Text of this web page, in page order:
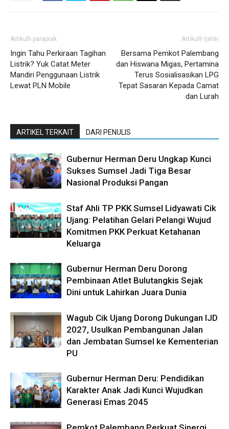
Artikulli paraprak
Ingin Tahu Perkiraan Tagihan
Listrik? Yuk Catat Meter
Mandiri Penggunaan Listrik
Lewat PLN Mobile
Artikulli tjetër
Bersama Pemkot Palembang
dan Hiswana Migas, Pertamina
Terus Sosialisasikan LPG
Tepat Sasaran Kepada Camat
dan Lurah
ARTIKEL TERKAIT DARI PENULIS
Gubernur Herman Deru Ungkap Kunci
Sukses Sumsel Jadi Tiga Besar
Nasional Produksi Pangan
Staf Ahli TP PKK Sumsel Lidyawati Cik
Ujang: Pelatihan Gelari Pelangi Wujud
Komitmen PKK Perkuat Ketahanan
Keluarga
Gubernur Herman Deru Dorong
Pembinaan Atlet Bulutangkis Sejak
Dini untuk Lahirkan Juara Dunia
Wagub Cik Ujang Dorong Dukungan IJD
2027, Usulkan Pembangunan Jalan
dan Jembatan Sumsel ke Kementerian
PU
Gubernur Herman Deru: Pendidikan
Karakter Anak Jadi Kunci Wujudkan
Generasi Emas 2045